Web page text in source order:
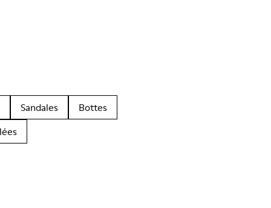
Sandales
Bottes